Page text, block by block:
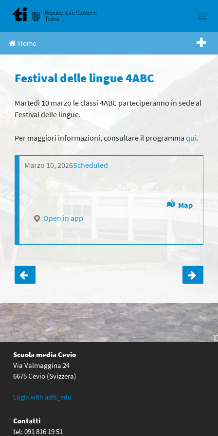
Home
Festival delle lingue 4ABC
Martedì 10 marzo le classi 4ABC parteciperanno in sede al
Festival delle lingue.
Per maggiori informazioni, consultare il programma qui.
Marzo 10, 2026Scheduled
Map
Open in app
Navigazione
articoli
Scuola media Cevio
Via Valmaggina 24
6675 Cevio (Svizzera)
Login with adfs_edu
Contatti
tel: 091 816 19 51